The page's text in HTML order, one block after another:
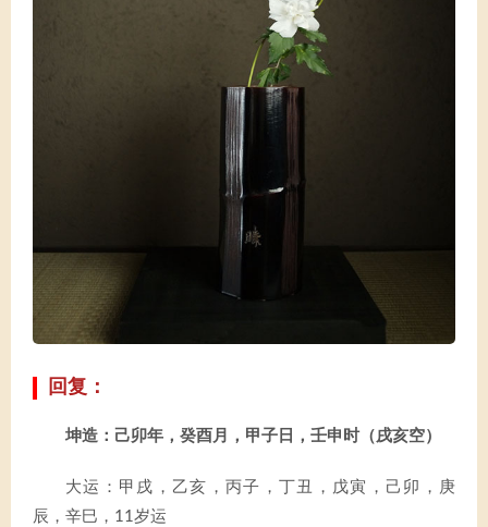
回复：
坤造：己卯年，癸酉月，甲子日，壬申时（戌亥空）
大运：甲戌，乙亥，丙子，丁丑，戊寅，己卯，庚
辰，辛巳，11岁运